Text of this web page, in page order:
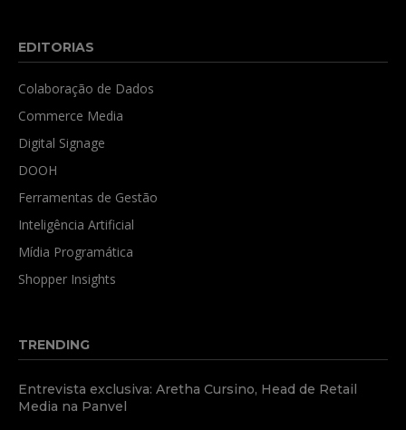
EDITORIAS
Colaboração de Dados
Commerce Media
Digital Signage
DOOH
Ferramentas de Gestão
Inteligência Artificial
Mídia Programática
Shopper Insights
TRENDING
Entrevista exclusiva: Aretha Cursino, Head de Retail
Media na Panvel